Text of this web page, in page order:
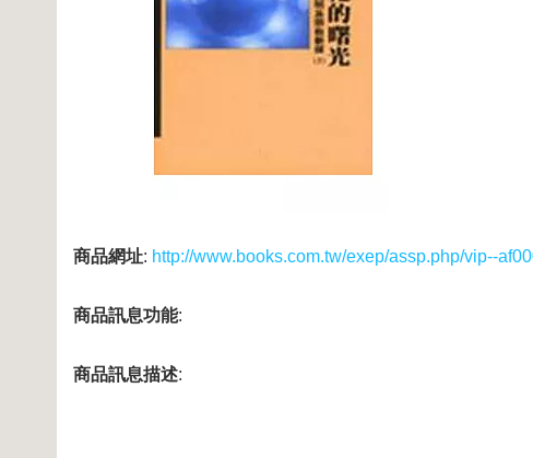
商品網址: http://www.books.com.tw/exep/assp.php/vip--
商品訊息功能:
商品訊息描述: